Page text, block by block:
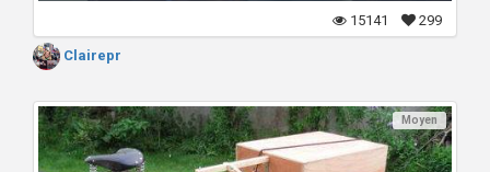
299
15141
Clairepr
Moyen